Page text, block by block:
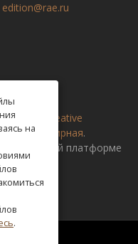
edition@rae.ru
Creative
4.0 Всемирная.
платформе
на
.